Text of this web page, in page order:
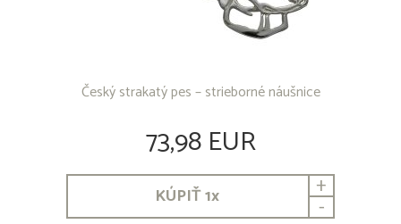
Český strakatý pes – strieborné náušnice
73,98 EUR
KÚPIŤ1x +
-